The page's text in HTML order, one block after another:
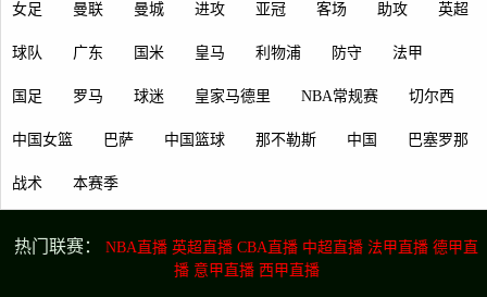
女足 曼联 曼城 进攻 亚冠 客场 助攻 英超
球队 广东 国米 皇马 利物浦 防守 法甲
国足 罗马 球迷 皇家马德里 NBA常规赛 切尔西
中国女篮 巴萨 中国篮球 那不勒斯 中国 巴塞罗那
战术 本赛季
热门联赛： NBA直播 英超直播 CBA直播 中超直播 法甲直播 德甲直
播 意甲直播 西甲直播